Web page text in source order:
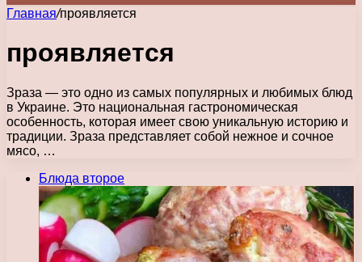
Главная/проявляется
проявляется
Зраза — это одно из самых популярных и любимых блюд
в Украине. Это национальная гастрономическая
особенность, которая имеет свою уникальную историю и
традиции. Зраза представляет собой нежное и сочное
мясо, …
Блюда второе